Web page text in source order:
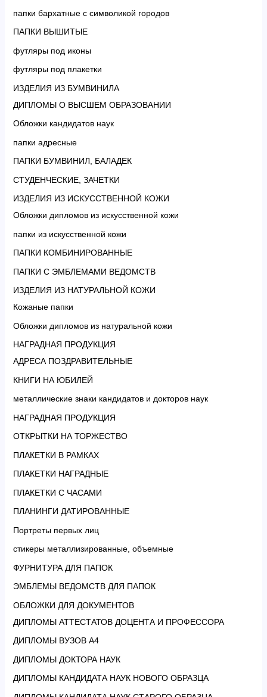
папки бархатные с символикой городов
ПАПКИ ВЫШИТЫЕ
футляры под иконы
футляры под плакетки
ИЗДЕЛИЯ ИЗ БУМВИНИЛА
ДИПЛОМЫ О ВЫСШЕМ ОБРАЗОВАНИИ
Обложки кандидатов наук
папки адресные
ПАПКИ БУМВИНИЛ, БАЛАДЕК
СТУДЕНЧЕСКИЕ, ЗАЧЕТКИ
ИЗДЕЛИЯ ИЗ ИСКУССТВЕННОЙ КОЖИ
Обложки дипломов из искусственной кожи
папки из искусственной кожи
ПАПКИ КОМБИНИРОВАННЫЕ
ПАПКИ С ЭМБЛЕМАМИ ВЕДОМСТВ
ИЗДЕЛИЯ ИЗ НАТУРАЛЬНОЙ КОЖИ
Кожаные папки
Обложки дипломов из натуральной кожи
НАГРАДНАЯ ПРОДУКЦИЯ
АДРЕСА ПОЗДРАВИТЕЛЬНЫЕ
КНИГИ НА ЮБИЛЕЙ
металлические знаки кандидатов и докторов наук
НАГРАДНАЯ ПРОДУКЦИЯ
ОТКРЫТКИ НА ТОРЖЕСТВО
ПЛАКЕТКИ В РАМКАХ
ПЛАКЕТКИ НАГРАДНЫЕ
ПЛАКЕТКИ С ЧАСАМИ
ПЛАНИНГИ ДАТИРОВАННЫЕ
Портреты первых лиц
стикеры металлизированные, объемные
ФУРНИТУРА ДЛЯ ПАПОК
ЭМБЛЕМЫ ВЕДОМСТВ ДЛЯ ПАПОК
ОБЛОЖКИ ДЛЯ ДОКУМЕНТОВ
ДИПЛОМЫ АТТЕСТАТОВ ДОЦЕНТА И ПРОФЕССОРА
ДИПЛОМЫ ВУЗОВ А4
ДИПЛОМЫ ДОКТОРА НАУК
ДИПЛОМЫ КАНДИДАТА НАУК НОВОГО ОБРАЗЦА